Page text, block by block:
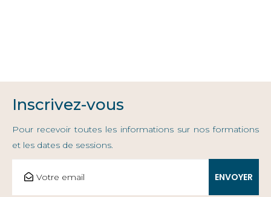
Inscrivez-vous
Pour recevoir toutes les informations sur nos formations
et les dates de sessions.